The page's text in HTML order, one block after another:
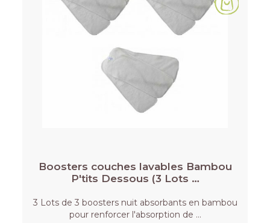
Boosters couches lavables Bambou
P'tits Dessous (3 Lots …
3 Lots de 3 boosters nuit absorbants en bambou
pour renforcer l'absorption de …